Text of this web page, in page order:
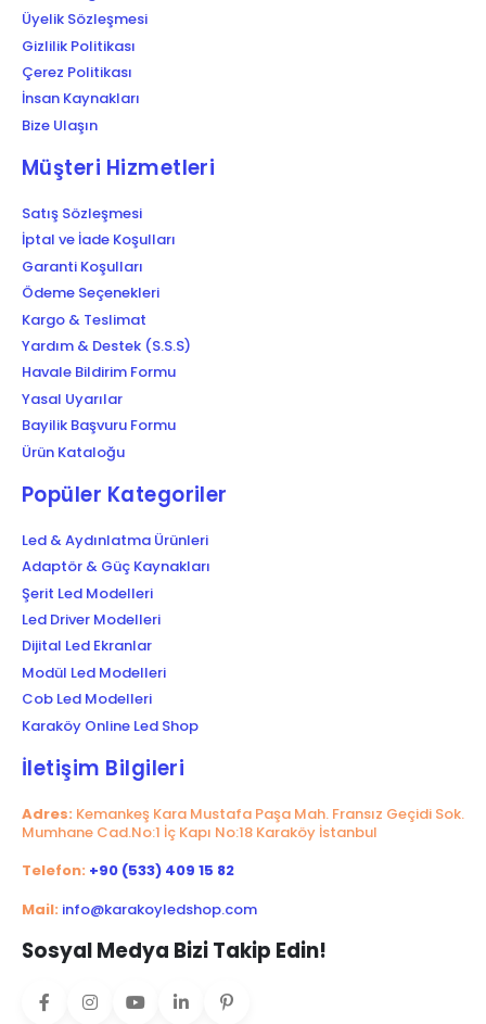
Üyelik Sözleşmesi
Gizlilik Politikası
Çerez Politikası
İnsan Kaynakları
Bize Ulaşın
Müşteri Hizmetleri
Satış Sözleşmesi
İptal ve İade Koşulları
Garanti Koşulları
Ödeme Seçenekleri
Kargo & Teslimat
Yardım & Destek (S.S.S)
Havale Bildirim Formu
Yasal Uyarılar
Bayilik Başvuru Formu
Ürün Kataloğu
Popüler Kategoriler
Led & Aydınlatma Ürünleri
Adaptör & Güç Kaynakları
Şerit Led Modelleri
Led Driver Modelleri
Dijital Led Ekranlar
Modül Led Modelleri
Cob Led Modelleri
Karaköy Online Led Shop
İletişim Bilgileri
Adres: Kemankeş Kara Mustafa Paşa Mah. Fransız Geçidi Sok.
Mumhane Cad.No:1 İç Kapı No:18 Karaköy İstanbul
Telefon: +90 (533) 409 15 82
Mail: info@karakoyledshop.com
Sosyal Medya Bizi Takip Edin!